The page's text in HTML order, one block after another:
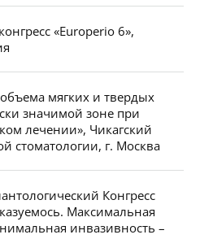
«Europerio 6»,
мягких и твердых
значимой зоне при
лечении», Чикагский
стоматологии, г. Москва
Конгресс
Максимальная
инвазивность –